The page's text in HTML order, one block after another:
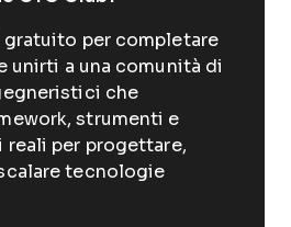
gratuito per completare
unirti a una comunità di
che
strumenti e
per progettare,
tecnologie